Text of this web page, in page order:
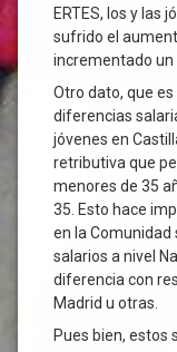
ERTES, los y las
sufrido el
incrementado un
Otro dato, que
diferencias
jóvenes en
retributiva que
menores de 35
35. Esto hace
en la Comunidad
salarios a nivel
diferencia con
Madrid u otras.
Pues bien, estos